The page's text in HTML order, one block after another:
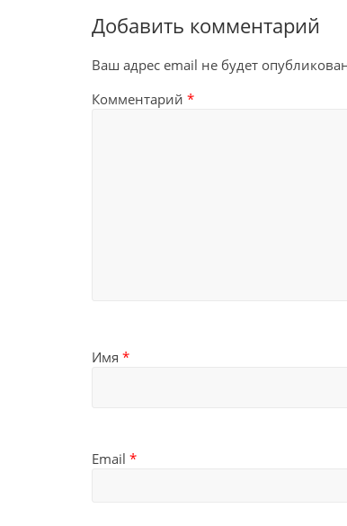
Добавить комментарий
Ваш адрес email не будет
Комментарий *
Имя *
Email *